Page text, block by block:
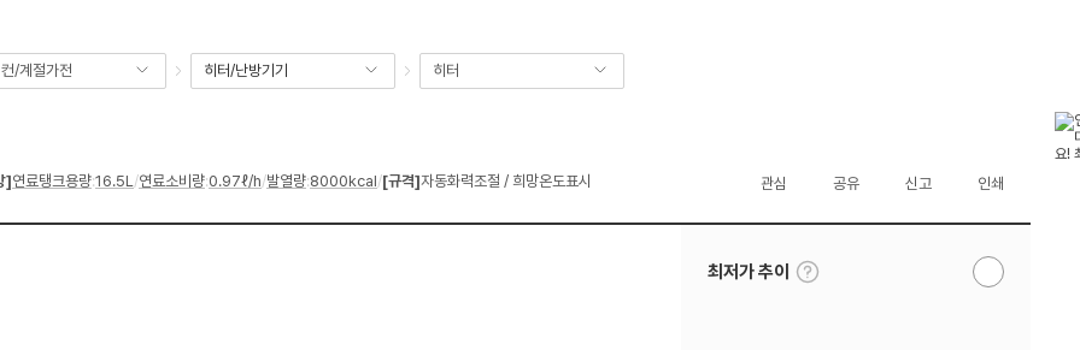
/계절가전 히터/난방기기 히터
]연료탱크용량:16.5L/연료소비량:0.97ℓ/h/발열량:8000kcal/[규격]자동화력조절 / 희망온도표시 관심 공유 신고 인쇄
최저가 추이
툴
팁
알